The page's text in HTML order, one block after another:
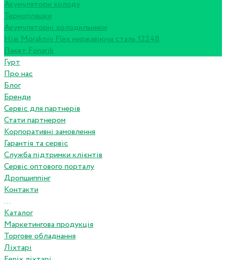
Акумулятори холоду
Термопляшки
Акумуляторні холодильники
Ніж Morakniv Flex нержавіюча сталь 12248
Пакет Fonarik
Гурт
Про нас
Блог
Бренди
Сервіс для партнерів
Стати партнером
Корпоративні замовлення
Гарантія та сервіс
Служба підтримки клієнтів
Сервіс оптового порталу
Дропшиппінг
Контакти
...
Каталог
Маркетингова продукція
Торгове обладнання
Ліхтарі